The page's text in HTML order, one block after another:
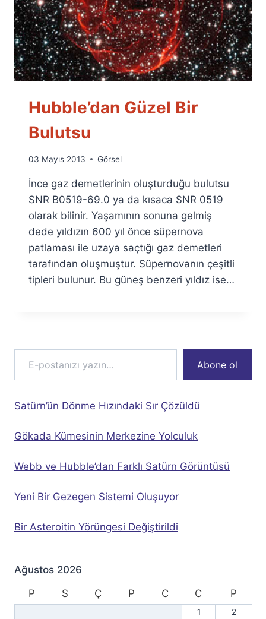
Hubble’dan Güzel Bir
Bulutsu
By
Fuat
Özyar
03 Mayıs 2013 Görsel
İnce gaz demetlerinin oluşturduğu bulutsu
SNR B0519-69.0 ya da kısaca SNR 0519
olarak bilinir. Yaşamının sonuna gelmiş
dede yıldızın 600 yıl önce süpernova
patlaması ile uzaya saçtığı gaz demetleri
tarafından oluşmuştur. Süpernovanın çeşitli
tipleri bulunur. Bu güneş benzeri yıldız ise…
E-postanızı yazın…
Abone ol
Satürn’ün Dönme Hızındaki Sır Çözüldü
Gökada Kümesinin Merkezine Yolculuk
Webb ve Hubble’dan Farklı Satürn Görüntüsü
Yeni Bir Gezegen Sistemi Oluşuyor
Bir Asteroitin Yörüngesi Değiştirildi
Ağustos 2026
P
S Ç P C C P
1
2